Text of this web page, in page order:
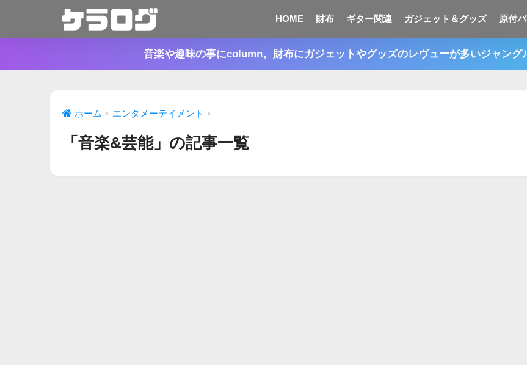
HOME 財布 ギター関連 ガジェット＆グッズ 原付
音楽や趣味の事にcolumn。財布にガジェットやグッズのレヴューが多いジャング
ホーム エンタメーテイメント
「音楽&芸能」の記事一覧